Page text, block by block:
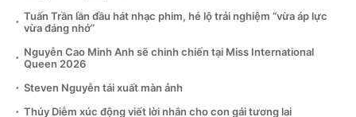
Tuấn Trần lần đầu hát nhạc phim, hé lộ trải nghiệm “vừa áp lực
vừa đáng nhớ”
Nguyễn Cao Minh Anh sẽ chinh chiến tại Miss International
Queen 2026
Steven Nguyễn tái xuất màn ảnh
Thúy Diễm xúc động viết lời nhắn cho con gái tương lai